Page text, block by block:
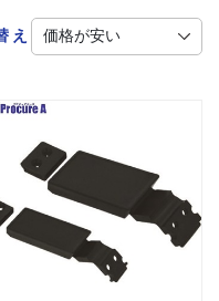
え